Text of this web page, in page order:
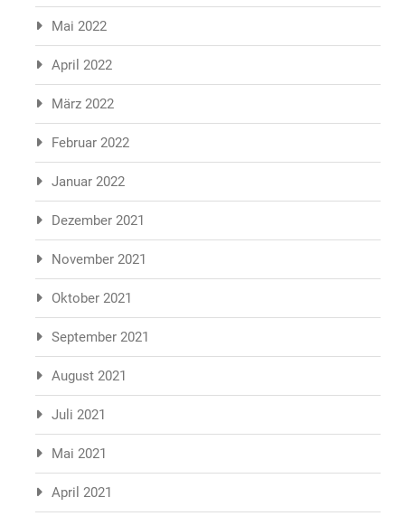
Mai 2022
April 2022
März 2022
Februar 2022
Januar 2022
Dezember 2021
November 2021
Oktober 2021
September 2021
August 2021
Juli 2021
Mai 2021
April 2021